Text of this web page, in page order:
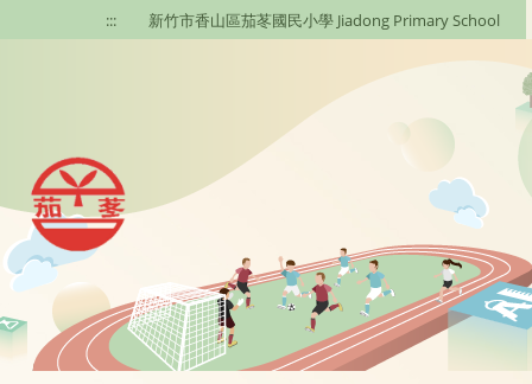
移至網頁之主要內容區位置
::: 新竹市香山區茄苳國民小學 Jiadong Primary School